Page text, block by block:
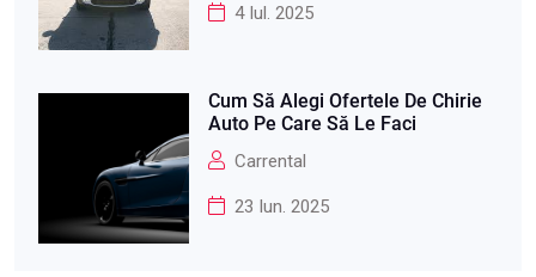
4 Iul. 2025
Cum Să Alegi Ofertele De Chirie
Auto Pe Care Să Le Faci
Carrental
23 Iun. 2025